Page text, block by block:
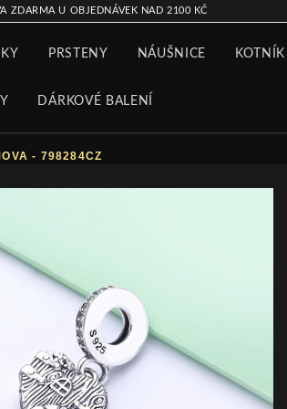
ZDARMA U OBJEDNÁVEK NAD 2100 KČ
PRSTENY NÁUŠNICE
DÁRKOVÉ BALENÍ
- 798284CZ